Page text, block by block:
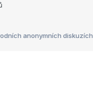
anonymních diskuzích